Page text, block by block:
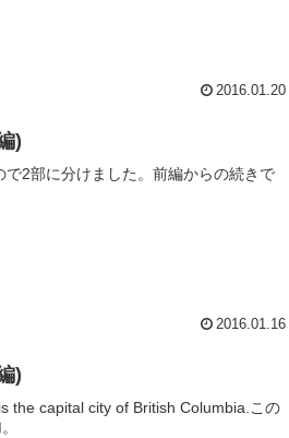
2016.01.20
)
2部に分けました。前編からの続きで
2016.01.16
)
the capital city of British Columbia.この